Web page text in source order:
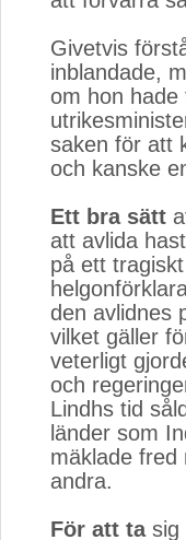
Givetvis
inblandade,
om hon
saken för att
och kanske
Ett bra sätt
att avlida
på ett
den avlidnes
vilket gäller
veterligt
och
Lindhs tid
länder som
mäklade fred
andra.
För att tasig